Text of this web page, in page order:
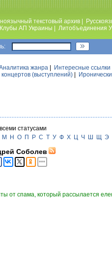
текстовый архив
Клубы АП Украины Литобъединения
жанра Интересные ссылки
(выступлений)
статусами
М Н О П Р С Т У Ф Х Ц Ч Ш Щ Э
Соболев
спама, который рассылается